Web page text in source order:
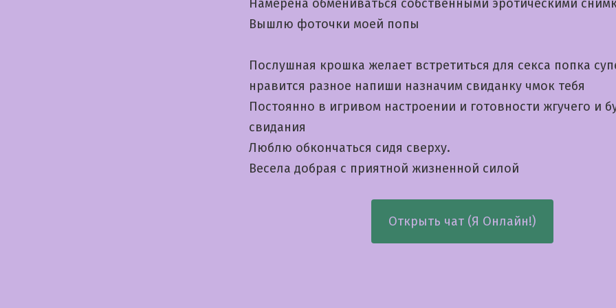
Намерена обмениваться собственными эротическими
Вышлю фоточки моей попы
Послушная крошка желает встретиться для секса попка
нравится разное напиши назначим свиданку чмок тебя
Постоянно в игривом настроении и готовности жгучего и
свидания
Люблю обкончаться сидя сверху.
Bесела добрая с приятной жизненной силой
Открыть чат (Я Онлайн!)